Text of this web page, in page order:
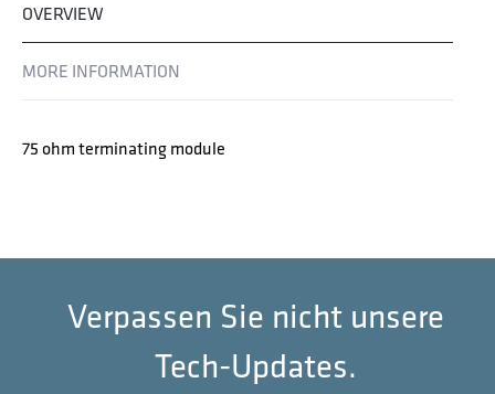
OVERVIEW
MORE INFORMATION
75 ohm terminating module
Verpassen Sie nicht unsere
Tech-Updates.